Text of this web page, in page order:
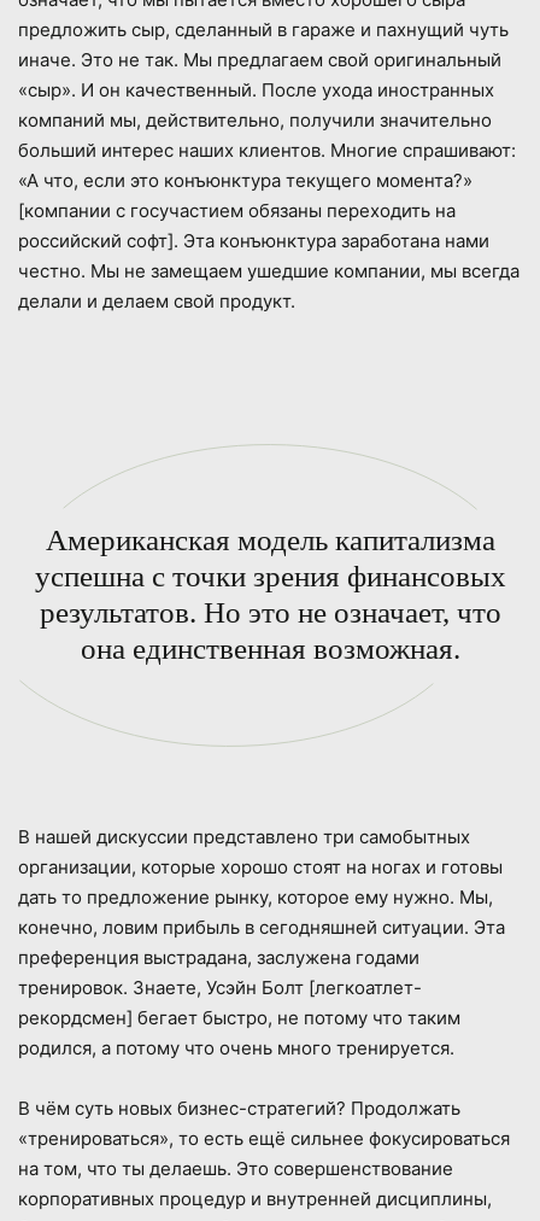
предложить сыр, сделанный в гараже и пахнущий чуть
иначе. Это не так. Мы предлагаем свой оригинальный
«сыр». И он качественный. После ухода иностранных
компаний мы, действительно, получили значительно
больший интерес наших клиентов. Многие спрашивают:
«А что, если это конъюнктура текущего момента?»
[компании с госучастием обязаны переходить на
российский софт]. Эта конъюнктура заработана нами
честно. Мы не замещаем ушедшие компании, мы всегда
делали и делаем свой продукт.
Американская модель капитализма
успешна с точки зрения финансовых
результатов. Но это не означает, что
она единственная возможная.
В нашей дискуссии представлено три самобытных
организации, которые хорошо стоят на ногах и готовы
дать то предложение рынку, которое ему нужно. Мы,
конечно, ловим прибыль в сегодняшней ситуации. Эта
преференция выстрадана, заслужена годами
тренировок. Знаете, Усэйн Болт [легкоатлет-
рекордсмен] бегает быстро, не потому что таким
родился, а потому что очень много тренируется.
В чём суть новых бизнес-стратегий? Продолжать
«тренироваться», то есть ещё сильнее фокусироваться
на том, что ты делаешь. Это совершенствование
корпоративных процедур и внутренней дисциплины,